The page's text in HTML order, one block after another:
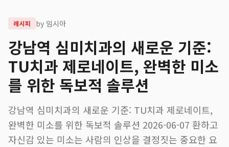
레시피 by 임시아
강남역 심미치과의 새로운 기준:
TU치과 제로네이트, 완벽한 미소
를 위한 독보적 솔루션
강남역 심미치과의 새로운 기준: TU치과 제로네이트,
완벽한 미소를 위한 독보적 솔루션 2026-06-07 환하고
자신감 있는 미소는 사람의 인상을 결정짓는 중요한 요